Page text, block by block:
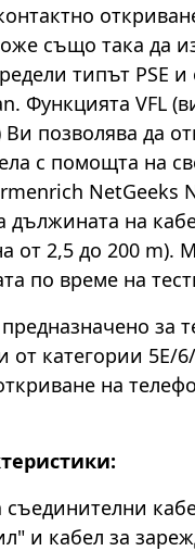
също така да
типът PSE и
Функцията VFL
позволява да
с помощта на
NetGeeks
дължината на
от 2,5 до 200
по време на
за
категории 5E/
на
и кабел за